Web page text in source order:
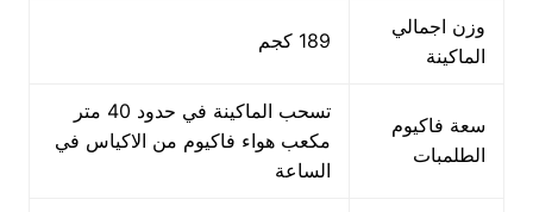
وزن اجمالي
الماكينة
189 كجم
سعة فاكيوم
الطلمبات
تسحب الماكينة في حدود 40 متر
مكعب هواء فاكيوم من الاكياس في
الساعة